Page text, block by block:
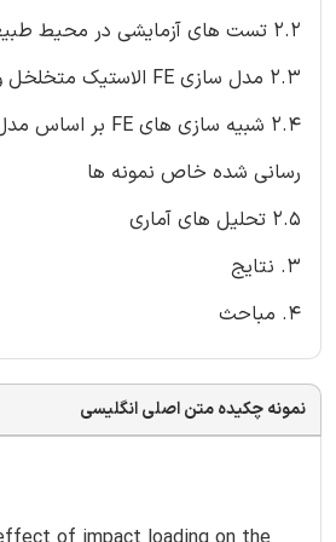
2.2 تست های آزمایشی در محیط طبیعی
2.3 مدل سازی FE الاستیک متخلخل و شناسایی مواد
رسانی شده خاص نمونه ها
2.5 تحلیل های آماری
3. نتایج
4. مباحث
نمونه چکیده متن اصلی انگلیسی